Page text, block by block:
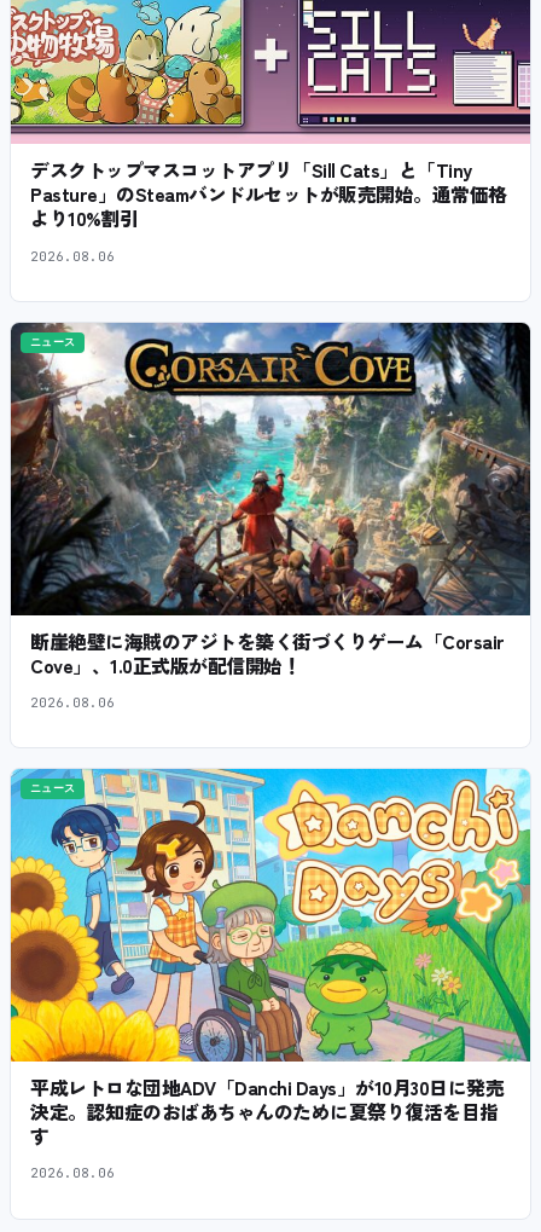
デスクトップマスコットアプリ「Sill Cats」と「Tiny
Pasture」のSteamバンドルセットが販売開始。通常価格
より10%割引
2026.08.06
ニュース
断崖絶壁に海賊のアジトを築く街づくりゲーム「Corsair
Cove」、1.0正式版が配信開始！
2026.08.06
ニュース
平成レトロな団地ADV「Danchi Days」が10月30日に発売
決定。認知症のおばあちゃんのために夏祭り復活を目指
す
2026.08.06